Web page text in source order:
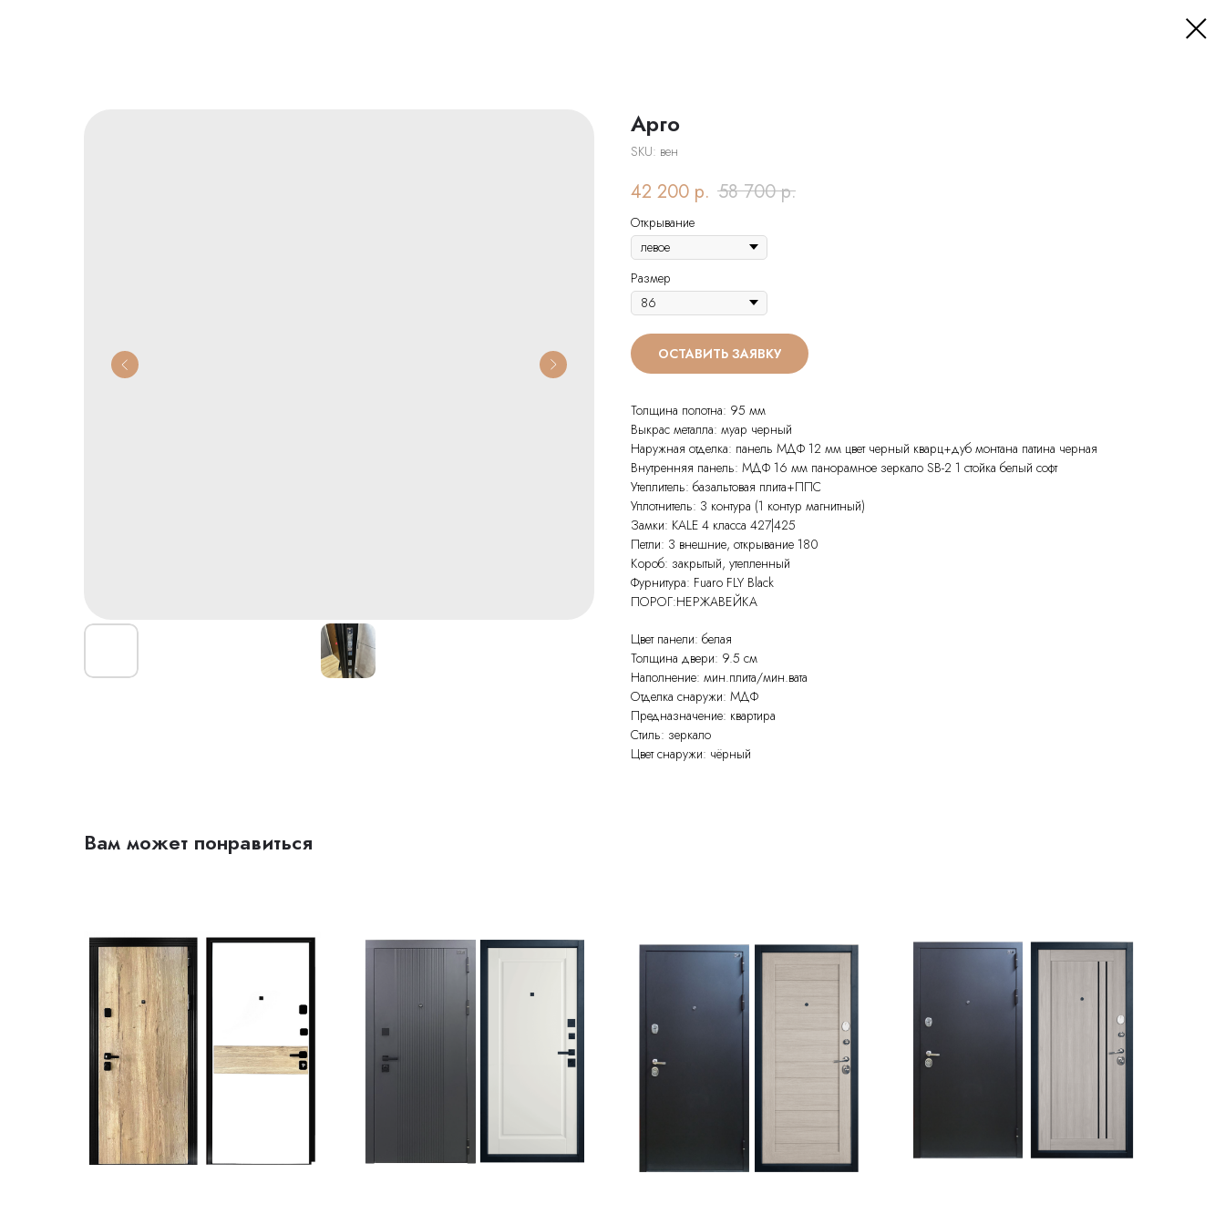
Арго
SKU: вен
42 200 р. 58 700 р.
Открывание
Размер
ОСТАВИТЬ ЗАЯВКУ
Толщина полотна: 95 мм
Выкрас металла: муар черный
Наружная отделка: панель МДФ 12 мм цвет черный кварц+дуб монтана патина черная
Внутренняя панель: МДФ 16 мм панорамное зеркало SB-2 1 стойка белый софт
Утеплитель: базальтовая плита+ППС
Уплотнитель: 3 контура (1 контур магнитный)
Замки: KALE 4 класса 427|425
Петли: 3 внешние, открывание 180
Короб: закрытый, утепленный
Фурнитура: Fuaro FLY Black
ПОРОГ:НЕРЖАВЕЙКА
Цвет панели: белая
Толщина двери: 9.5 см
Наполнение: мин.плита/мин.вата
Отделка снаружи: МДФ
Предназначение: квартира
Стиль: зеркало
Цвет снаружи: чёрный
Вам может понравиться